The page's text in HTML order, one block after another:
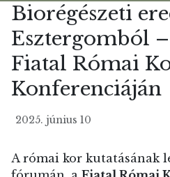
Biorégészeti
Esztergomból
Fiatal Római
Konferenciáján
2025. június 10
A római kor kutatásának